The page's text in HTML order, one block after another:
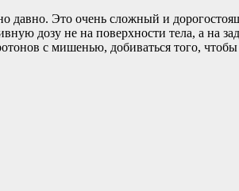
давно. Это очень сложный и
дозу не на поверхности тела, а на
с мишенью, добиваться того,